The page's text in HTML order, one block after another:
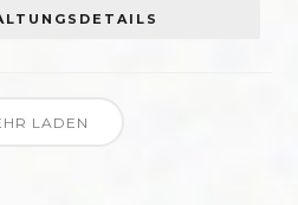
LADEN